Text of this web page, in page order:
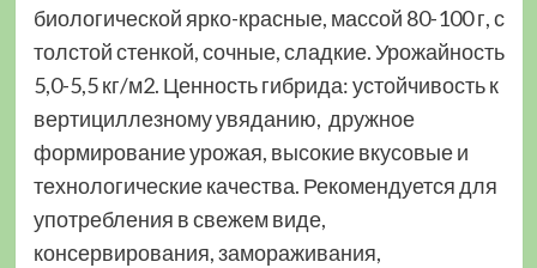
биологической ярко-красные, массой 80-100 г, с
толстой стенкой, сочные, сладкие. Урожайность
5,0-5,5 кг/м2. Ценность гибрида: устойчивость к
вертициллезному увяданию, дружное
формирование урожая, высокие вкусовые и
технологические качества. Рекомендуется для
употребления в свежем виде,
консервирования, замораживания,